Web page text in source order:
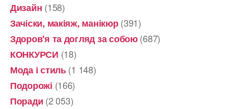
Дизайн (158)
Зачіски, макіяж, манікюр(391)
Здоров'я та догляд за собою(687)
КОНКУРСИ (18)
Мода і стиль(1 148)
Подорожі (166)
Поради (2 053)